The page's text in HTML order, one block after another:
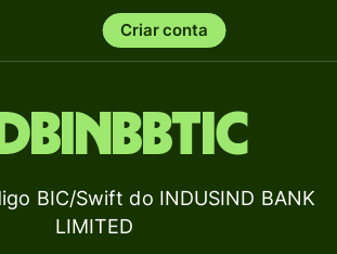
Criar conta
BIC/Swift do INDUSIND BANK
LIMITED